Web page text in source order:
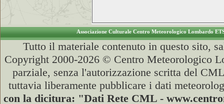
Associazione Culturale Centro Meteorologico Lombardo
Tutto il materiale contenuto in questo sito,
Copyright 2000-2026 © Centro Meteorologico
parziale, senza l'autorizzazione scritta del
tuttavia liberamente pubblicare i dati
con la dicitura: "Dati Rete CML -